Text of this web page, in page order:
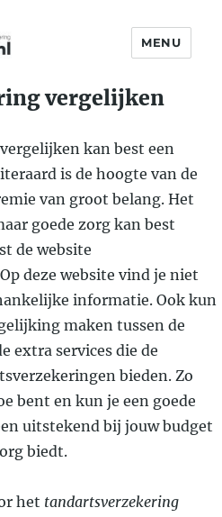
MENU
vergelijken
kan best een
is de hoogte van de
van groot belang. Het
goede zorg kan best
de website
deze website vind je niet
informatie. Ook kun
maken tussen de
extra services die de
bieden. Zo
bent en kun je een goede
uitstekend bij jouw budget
biedt.
het tandartsverzekering